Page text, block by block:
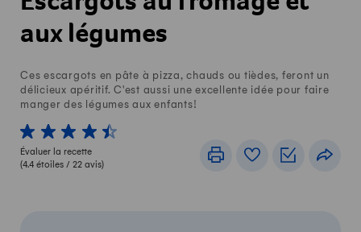
aux légumes
Ces escargots en pâte à pizza, chauds ou tièdes, feront un
délicieux apéritif. C'est aussi une excellente idée pour faire
manger des légumes aux enfants!
1 von 5 étoiles
2 von 5 étoiles
3 von 5 étoiles
4 von 5 étoiles
5 von 5 étoiles
Évaluer la recette
(4.4 étoiles / 22 avis)
ImprimerLivre de recettes
Listes de